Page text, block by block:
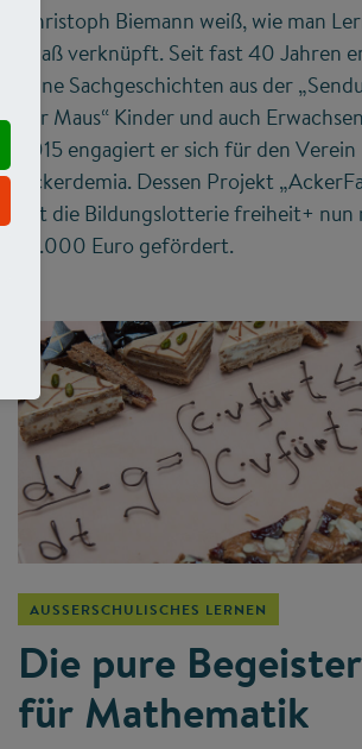
Christoph Biemann weiß, wie man
Spaß verknüpft. Seit fast 40 Jahren
seine Sachgeschichten aus der
der Maus“ Kinder und auch
2015 engagiert er sich für den Verein
Ackerdemia. Dessen Projekt
hat die Bildungslotterie freiheit+ nun
10.000 Euro gefördert.
AUSSERSCHULISCHES LERNEN
Die pure
für Mathematik